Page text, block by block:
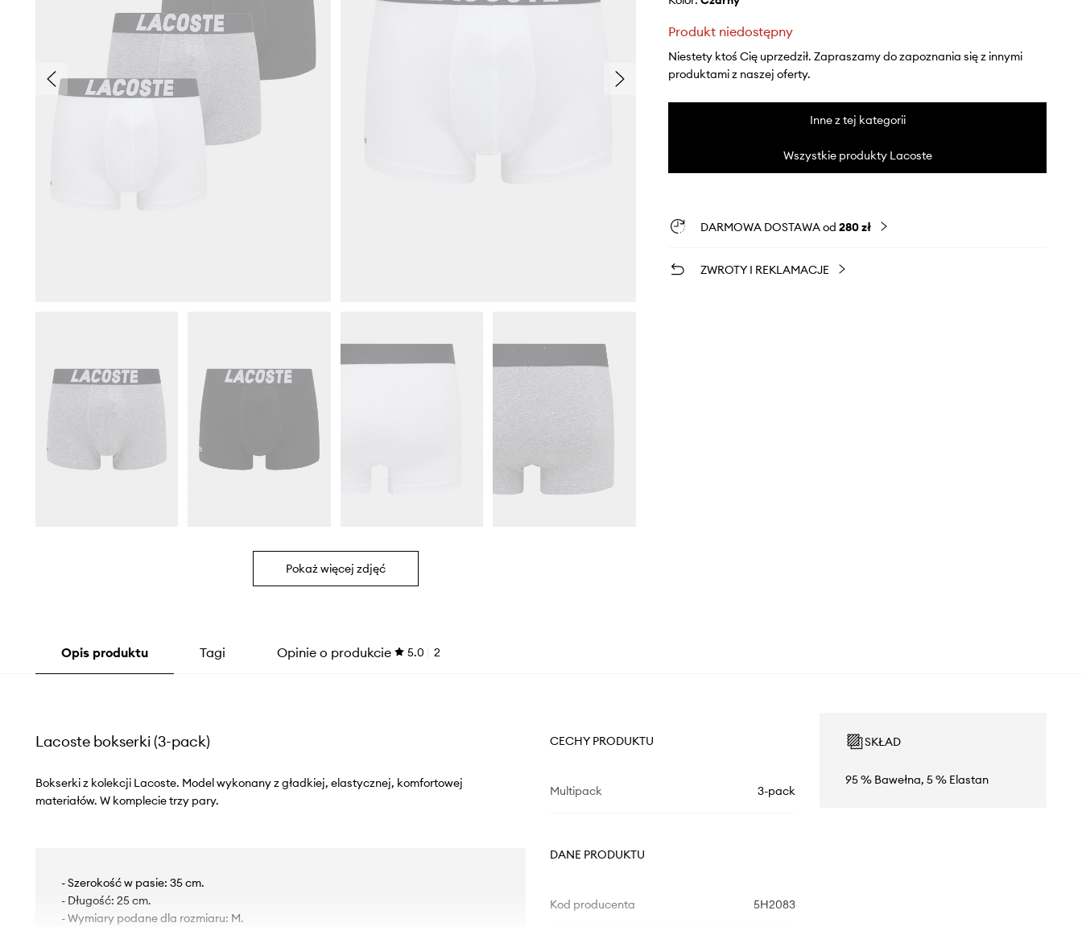
Pokaż więcej zdjęć
Produkt niedostępny
Niestety ktoś Cię uprzedził. Zapraszamy do zapoznania się z innymi
produktami z naszej oferty.
Inne z tej kategorii
Wszystkie produkty Lacoste
DARMOWA DOSTAWA od 280 zł
ZWROTY I REKLAMACJE
Opis produktu Tagi Opinie o produkcie 5.0 2
Lacoste bokserki (3-pack)
Bokserki z kolekcji Lacoste. Model wykonany z gładkiej, elastycznej, komfortowej
materiałów. W komplecie trzy pary.
- Szerokość w pasie: 35 cm.
- Długość: 25 cm.
- Wymiary podane dla rozmiaru: M.
CECHY PRODUKTU
Multipack 3-pack
DANE PRODUKTU
Kod producenta 5H2083
SKŁAD
95 % Bawełna, 5 % Elastan